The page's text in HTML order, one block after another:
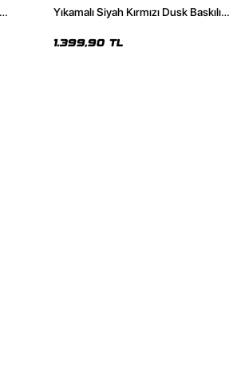
Yıkamalı Siyah Kırmızı Dusk Baskılı
1.399,90 TL